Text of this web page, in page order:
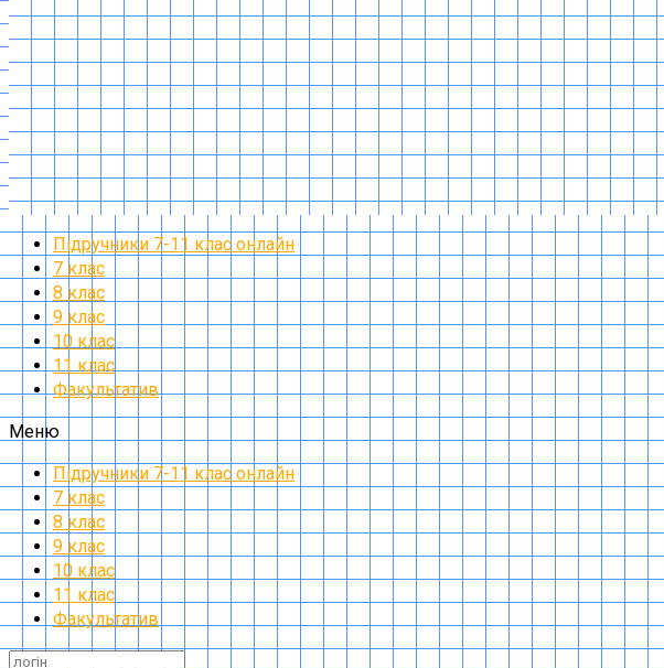
Підручники 7-11 клас онлайн
7 клас
8 клас
9 клас
10 клас
11 клас
Факультатив
Меню
Підручники 7-11 клас онлайн
7 клас
8 клас
9 клас
10 клас
11 клас
Факультатив